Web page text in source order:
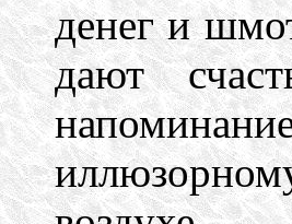
денег и
дают